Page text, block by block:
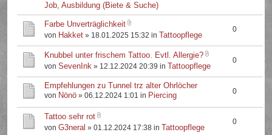
Job, Ausbildung (Biete & Suche)
Farbe Unverträglichkeit
von Hakket » 18.01.2025 15:32 in Tattoopflege
0
Knubbel unter frischem Tattoo. Evtl. Allergie?
vonSevenInk » 12.12.2024 20:39 in Tattoopflege
0
Empfehlungen zu Tunnel trz alter Ohrlöcher
von Nönö » 06.12.2024 1:01 in Piercing 0
Tattoo sehr rot
vonG3neral » 01.12.2024 17:38 in Tattoopflege
0